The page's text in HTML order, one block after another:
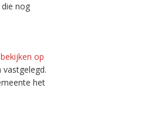
nog
bekijken op
het